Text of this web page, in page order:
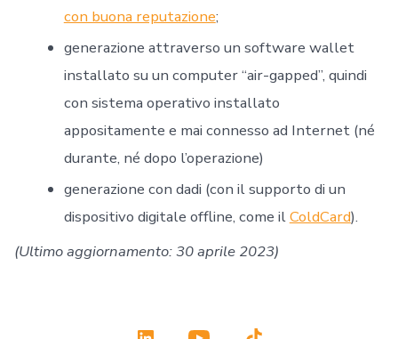
con buona reputazione;
generazione attraverso un software wallet
installato su un computer “air-gapped”, quindi
con sistema operativo installato
appositamente e mai connesso ad Internet (né
durante, né dopo l’operazione)
generazione con dadi (con il supporto di un
dispositivo digitale offline, come ilColdCard).
(Ultimo aggiornamento: 30 aprile 2023)